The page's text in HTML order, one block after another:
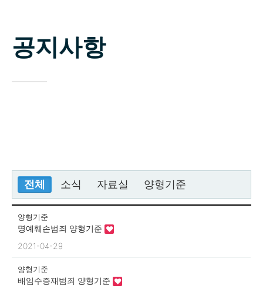
상담신청
공지사항
전체 소식 자료실 양형기준
양형기준
명예훼손범죄 양형기준
2021-04-29
양형기준
배임수증재범죄 양형기준